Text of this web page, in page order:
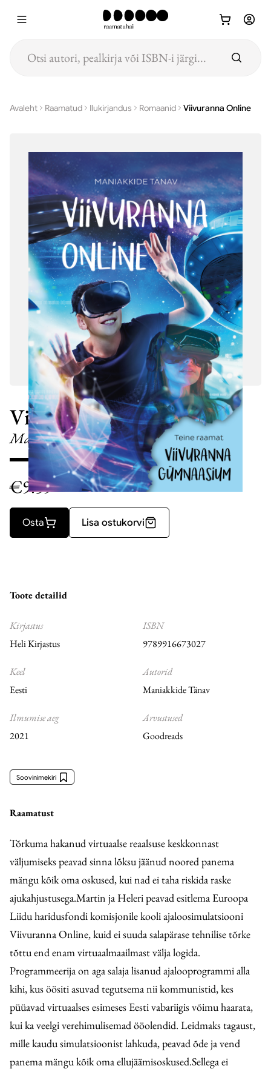
Avaleht Raamatud Ilukirjandus Romaanid Viivuranna Online
Viivuranna Online
Maniakkide Tänav
€9.59
Osta Lisa ostukorvi
Toote detailid
Kirjastus
Heli Kirjastus
Keel
Eesti
Ilmumise aeg
2021
ISBN
9789916673027
Autorid
Maniakkide Tänav
Arvustused
Goodreads
Soovinimekiri
Raamatust
Tõrkuma hakanud virtuaalse reaalsuse keskkonnast
väljumiseks peavad sinna lõksu jäänud noored panema
mängu kõik oma oskused, kui nad ei taha riskida raske
ajukahjustusega.Martin ja Heleri peavad esitlema Euroopa
Liidu haridusfondi komisjonile kooli ajaloosimulatsiooni
Viivuranna Online, kuid ei suuda salapärase tehnilise tõrke
tõttu end enam virtuaalmaailmast välja logida.
Programmeerija on aga salaja lisanud ajalooprogrammi alla
kihi, kus öösiti asuvad tegutsema nii kommunistid, kes
püüavad virtuaalses esimeses Eesti vabariigis võimu haarata,
kui ka veelgi verehimulisemad ööolendid. Leidmaks tagaust,
mille kaudu simulatsioonist lahkuda, peavad õde ja vend
panema mängu kõik oma ellujäämisoskused.Sellega ei